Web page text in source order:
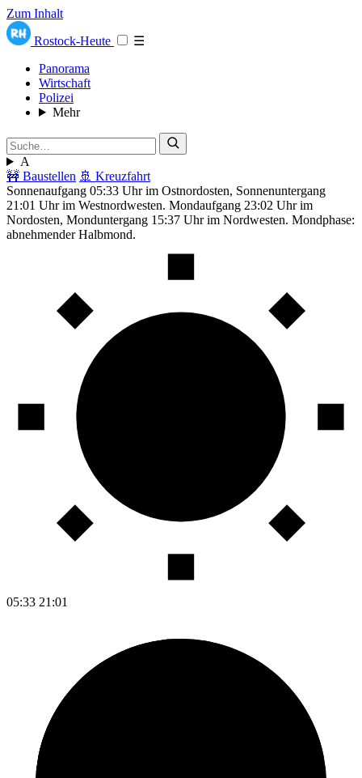
Zum Inhalt
Rostock-Heute
☰
Panorama
Wirtschaft
Polizei
Mehr
A
🚧 Baustellen 🚢 Kreuzfahrt
Sonnenaufgang 05:33 Uhr im Ostnordosten, Sonnenuntergang
21:01 Uhr im Westnordwesten. Mondaufgang 23:02 Uhr im
Nordosten, Monduntergang 15:37 Uhr im Nordwesten. Mondphase:
abnehmender Halbmond.
05:33 21:01